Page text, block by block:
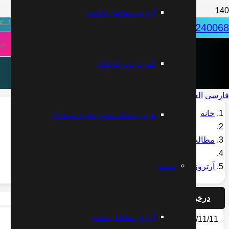
031-32240068
آرتریت مفاصل فاست
کمر درد در کودکان
هرنی دیسک ستون مهره سینه ای
دست
آرتروز مفاصل دست
فارسی العربية
خانه
مطالب
آرتروز بندهای انگشتان دست
درخواست مشاوره آنلاین
2019/11/11